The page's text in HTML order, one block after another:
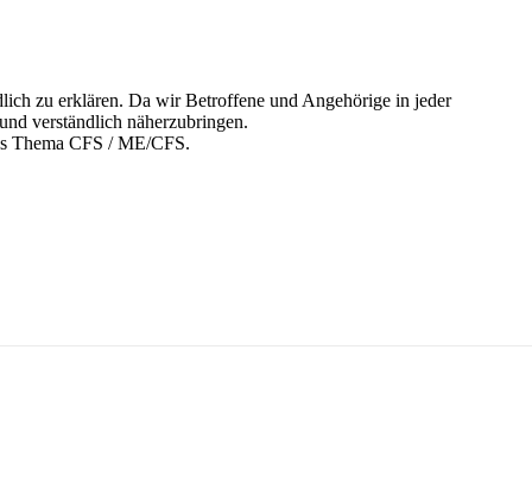
zu erklären. Da wir Betroffene und Angehörige in jeder
verständlich näherzubringen.
Thema CFS / ME/CFS.